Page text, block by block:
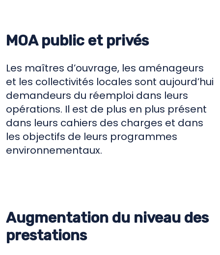
MOA public et privés
Les maîtres d’ouvrage, les aménageurs
et les collectivités locales sont aujourd’hui
demandeurs du réemploi dans leurs
opérations. Il est de plus en plus présent
dans leurs cahiers des charges et dans
les objectifs de leurs programmes
environnementaux.
Augmentation du niveau des
prestations